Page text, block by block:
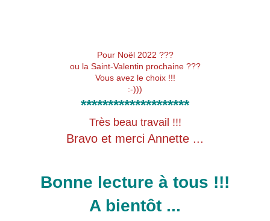
Pour Noël 2022 ???
ou la Saint-Valentin prochaine ???
Vous avez le choix !!!
:-)))
********************
Très beau travail !!!
Bravo et merci Annette ...
Bonne lecture à tous !!!
A bientôt ...